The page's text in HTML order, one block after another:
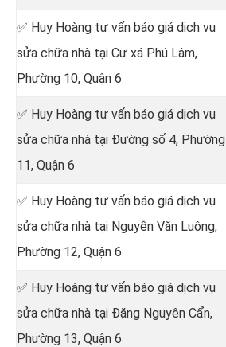
✅ Huy Hoàng tư vấn báo giá dịch vụ
sửa chữa nhà tại Cư xá Phú Lâm,
Phường 10, Quận 6
✅ Huy Hoàng tư vấn báo giá dịch vụ
sửa chữa nhà tại Đường số 4, Phường
11, Quận 6
✅ Huy Hoàng tư vấn báo giá dịch vụ
sửa chữa nhà tại Nguyễn Văn Luông,
Phường 12, Quận 6
✅ Huy Hoàng tư vấn báo giá dịch vụ
sửa chữa nhà tại Đặng Nguyên Cẩn,
Phường 13, Quận 6